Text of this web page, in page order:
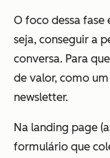
O foco dessa
seja, conseguir a
conversa. Para
de valor, como
newsletter.
Na landing page
formulário que